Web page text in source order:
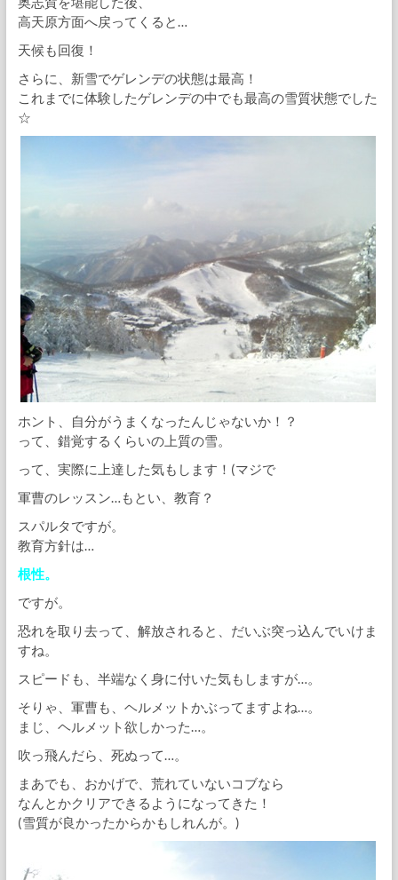
高天原方面へ戻ってくると…
天候も回復！
さらに、新雪でゲレンデの状態は最高！
これまでに体験したゲレンデの中でも最高の雪質状態でした
☆
ホント、自分がうまくなったんじゃないか！？
って、錯覚するくらいの上質の雪。
って、実際に上達した気もします！(マジで
軍曹のレッスン…もとい、教育？
スパルタですが。
教育方針は…
根性。
ですが。
恐れを取り去って、解放されると、だいぶ突っ込んでいけま
すね。
スピードも、半端なく身に付いた気もしますが…。
そりゃ、軍曹も、ヘルメットかぶってますよね…。
まじ、ヘルメット欲しかった…。
吹っ飛んだら、死ぬって…。
まあでも、おかげで、荒れていないコブなら
なんとかクリアできるようになってきた！
(雪質が良かったからかもしれんが。)